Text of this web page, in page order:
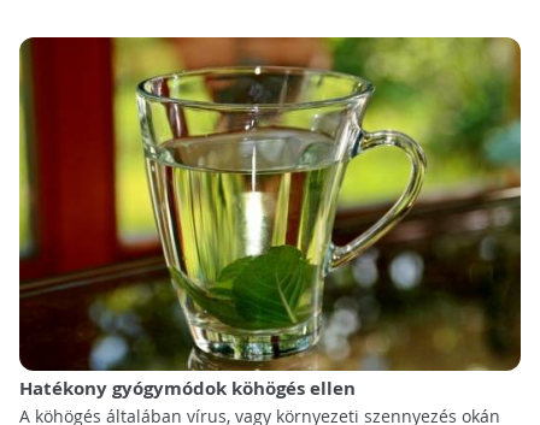
Hatékony gyógymódok köhögés ellen
A köhögés általában vírus, vagy környezeti szennyezés okán